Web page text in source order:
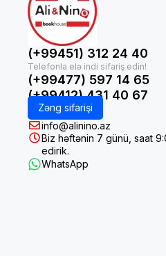
(+99451) 312 24 40
(+99477) 597 14 65
(+99412) 431 40 67
Zəng sifarişi
info@alinino.az
Biz həftənin 7 günü, saat
edirik.
WhatsApp